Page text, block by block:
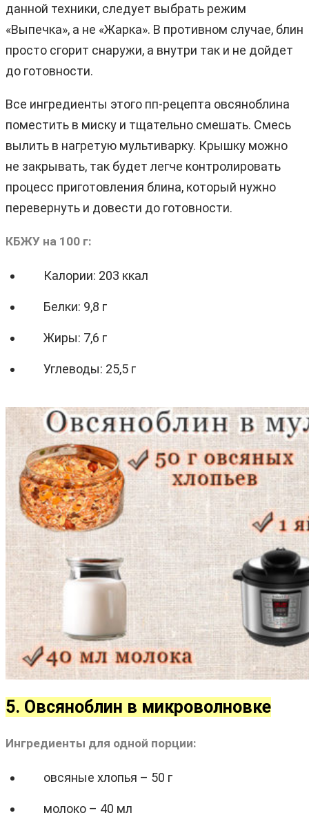
данной техники, следует выбрать режим
«Выпечка», а не «Жарка». В противном случае, блин
просто сгорит снаружи, а внутри так и не дойдет
до готовности.
Все ингредиенты этого пп-рецепта овсяноблина
поместить в миску и тщательно смешать. Смесь
вылить в нагретую мультиварку. Крышку можно
не закрывать, так будет легче контролировать
процесс приготовления блина, который нужно
перевернуть и довести до готовности.
КБЖУ на 100 г:
Калории: 203 ккал
Белки: 9,8 г
Жиры: 7,6 г
Углеводы: 25,5 г
5. Овсяноблин в микроволновке
Ингредиенты для одной порции:
овсяные хлопья – 50 г
молоко – 40 мл